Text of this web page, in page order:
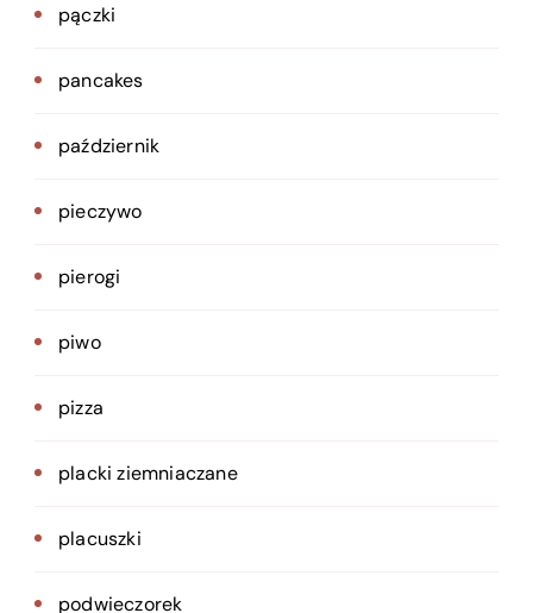
pączki
pancakes
październik
pieczywo
pierogi
piwo
pizza
placki ziemniaczane
placuszki
podwieczorek